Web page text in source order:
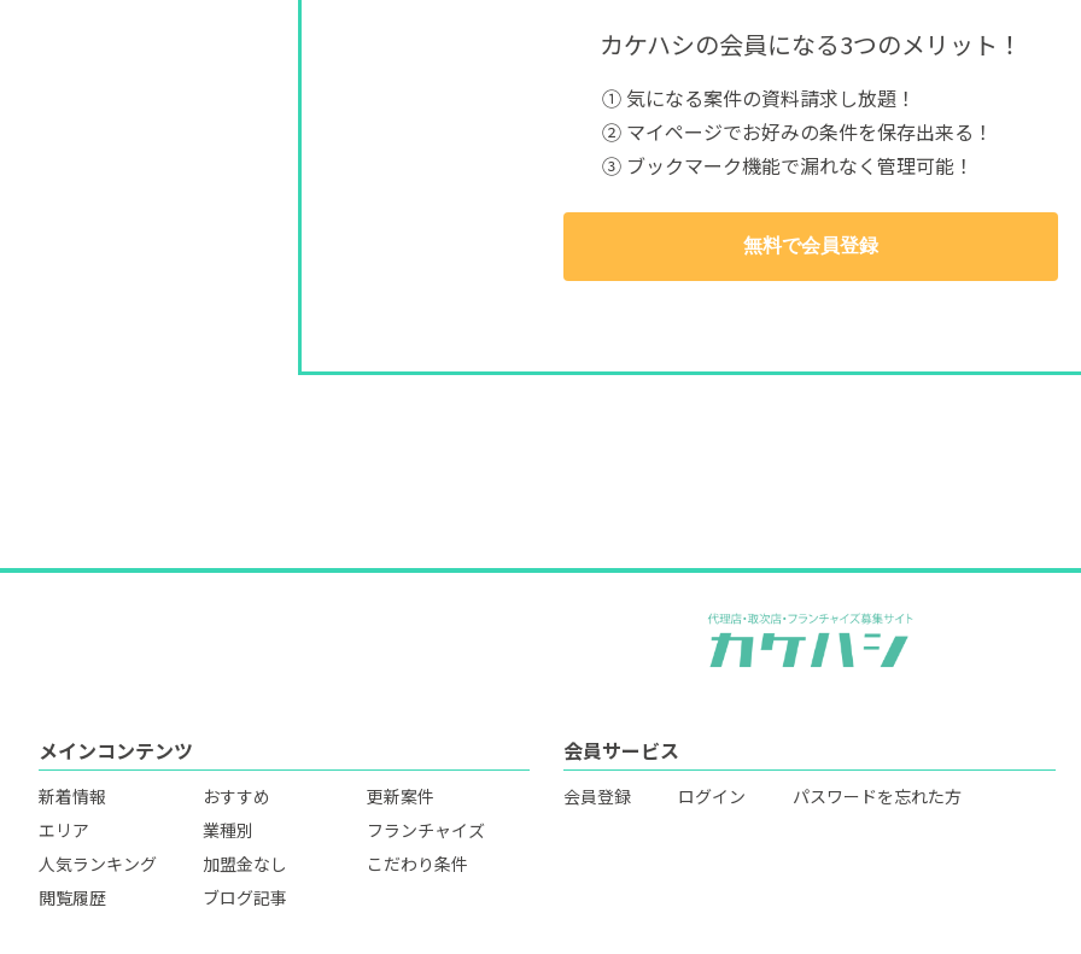
カケハシの会員になる3つのメリット！
① 気になる案件の資料請求し放題！
② マイページでお好みの条件を保存出来る！
③ ブックマーク機能で漏れなく管理可能！
無料で会員登録
メインコンテンツ
新着情報 おすすめ
更新案件
エリア
業種別
フランチャイズ
人気ランキング
加盟金なし
こだわり条件
閲覧履歴
ブログ記事
会員サービス
会員登録 ログイン パスワードを忘れた方